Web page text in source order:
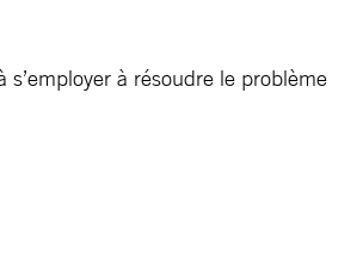
à résoudre le problème